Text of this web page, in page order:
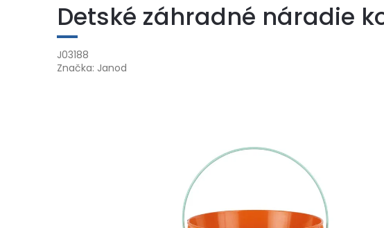
Detské záhradné náradie
J03188
Značka: Janod